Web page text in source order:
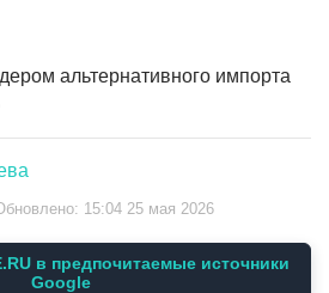
альтернативного импорта
15:04 25 мая 2026
в предпочитаемые источники
Google